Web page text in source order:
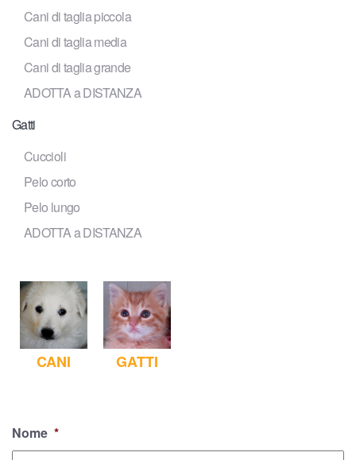
Cani di taglia piccola
Cani di taglia media
Cani di taglia grande
ADOTTA a DISTANZA
Gatti
Cuccioli
Pelo corto
Pelo lungo
ADOTTA a DISTANZA
CANI GATTI
Nome *